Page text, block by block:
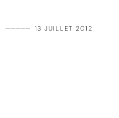
————— 13 JUILLET 2012